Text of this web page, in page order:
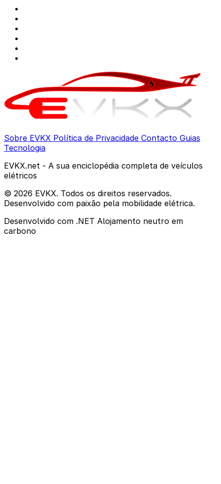
Sobre EVKX Política de Privacidade Contacto Guias
Tecnologia
EVKX.net - A sua enciclopédia completa de veículos
elétricos
© 2026 EVKX. Todos os direitos reservados.
Desenvolvido com paixão pela mobilidade elétrica.
Desenvolvido com .NET Alojamento neutro em
carbono